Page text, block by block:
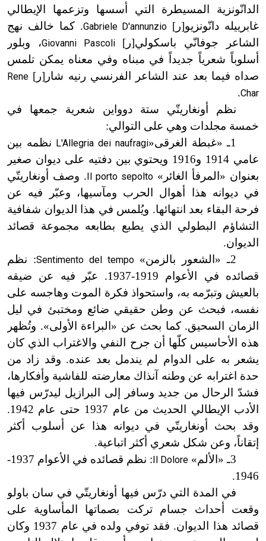
الدانّونزية المسيطرة التي أسسها وتزعمها الإيطالي
غابرييله دانّونزيو[ر] Gabriele D'annunzio. كما خالف نهج
الشاعر جوفانّي باسكولي[ر]Giovanni Pascoli، وبلور
أسلوباً شعرياً جديداً في مبناه وفي معناه يمكن تلمس
صداه فيما بعد عند الشاعر الفرنسي رنيه شار[ر] Rene
Char
.
نظم أونغاريتّي ستة دوواين شعرية جمعها في
خمسة مجلدات وهي على التوالي:
1ـ «غبطة الغرقى«
L'Allegria dei naufragi نظمه بين
عامي 1914 و1916 ويحتوي بين دفتيه على ديوان صغير
بعنوان «المرفأ الغائر» Il porto sepolto . وصف أونغاريتّي
في ديوانه هذا أهوال الحرب ومآسيها، وعبّر فيه عن
فرحة البقاء بعد انتهائها. ويُلمس في هذا الديوان شفافية
التشاؤم البطولي الذي يطبع بطابعه مجموعة قصائد
الديوان.
2ـ «الشعور بالزمن»
Sentimento del tempo: نظم
قصائده في الأعوام 1919
-
1937. عبّر فيه عن ضيقه
بالعيش وتبرّمه به، واستحواذ فكرة الموت وهاجسه على
نفسه، فبحث عن وطن حقيقي ضائع ومختبئ في ليل
الزمان السحيق. كما بحث عن «البراءة الأولى». وتُظهر
هذه الأحاسيس كلّها أن جرح النفي والاغتراب الذي كان
يشعر به على الدوام لم يندمل بعد عنده. وقد زاد من
حدة اغترابه عن وطنه آنذاك معارضته للفاشية وأفكارها،
فشدّ الرحال من جديد وسافر إلى البرازيل ليدرّس فيها
الأدب الإيطالي الحديث من عام 1937 حتى عام 1942.
وقد بحث أونغاريتّي في ديوانه هذا عن أسلوب أكثر
إتقاناً، وعن شكل شعري أكثر اتباعية.
3ـ «الألم»
Il Dolore : نظم قصائده في الأعوام 1937
-
1946.
في المدة التي درّس فيها أونغاريتّي في سان باولو
وقعت أحداث جسام تركت بصماتها المأساوية على
قصائد هذا الديوان. فقد توفي ولده في عام 1937 وكان